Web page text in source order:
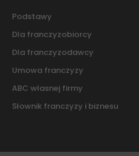
Podstawy
Dla franczyzobiorcy
Dla franczyzodawcy
Umowa franczyzy
ABC własnej firmy
Słownik franczyzy i biznesu